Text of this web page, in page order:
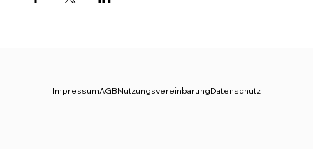
Datenschutz
Nutzungsvereinbarung
AGB
Impressum